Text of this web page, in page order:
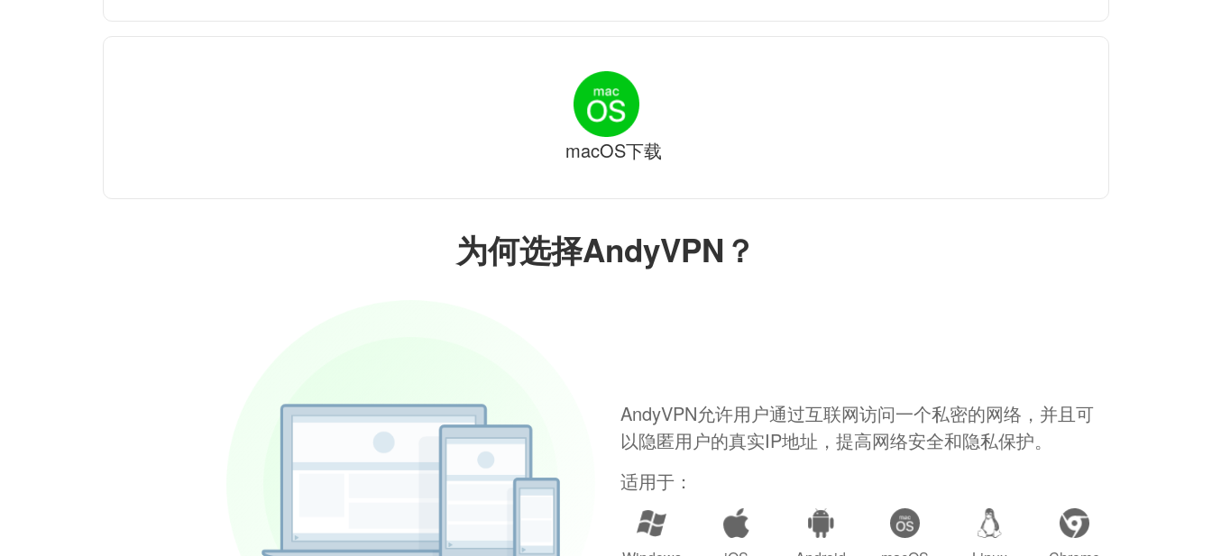
为何选择AndyVPN？
AndyVPN允许用户通过互联网访问一个私密的网络，并且可
以隐匿用户的真实IP地址，提高网络安全和隐私保护。
适用于：
macOS下载